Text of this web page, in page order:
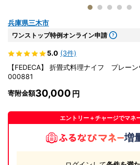
兵庫県三木市
ワンストップ特例オンライン申請
5.0 (3件)
【FEDECA】 折畳式料理ナイフ プレー
000881
寄附金額30,000
エントリー＋チャージでマネ
増